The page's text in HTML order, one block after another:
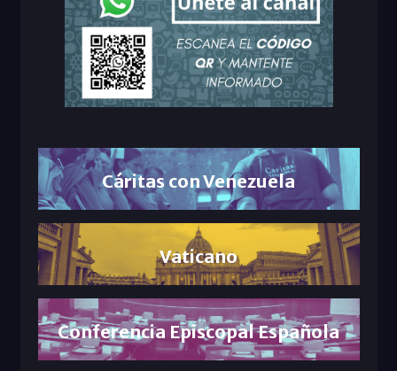
Cáritas con Venezuela
Vaticano
Conferencia Episcopal Española